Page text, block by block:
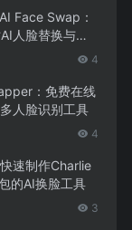
Face Swap：
人脸替换与照
4
：免费在线
人脸识别工具
4
速制作Charlie
的AI换脸工具
3